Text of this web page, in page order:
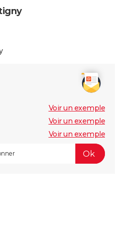
Voir un exemple
Voir un exemple
Voir un exemple